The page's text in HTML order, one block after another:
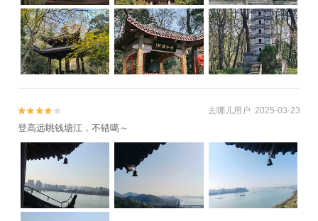

 去哪儿用户 2025-03-23
登高远眺钱塘江，不错噶～